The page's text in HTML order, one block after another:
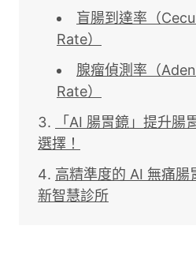
盲腸到達率（
Rate）
腺瘤偵測率（
Rate）
「AI 腸胃鏡」提升腸
選擇！
高精準度的 AI 無痛腸
新智慧診所